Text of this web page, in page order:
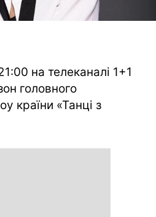
на телеканалі 1+1
головного
країни «Танці з